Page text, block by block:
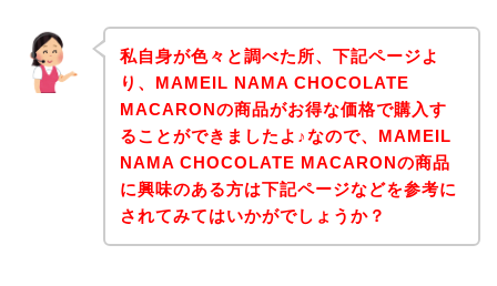
私自身が色々と調べた所、下記ページよ
り、MAMEIL NAMA CHOCOLATE
MACARONの商品がお得な価格で購入す
ることができましたよ♪なので、MAMEIL
NAMA CHOCOLATE MACARONの商品
に興味のある方は下記ページなどを参考に
されてみてはいかがでしょうか？